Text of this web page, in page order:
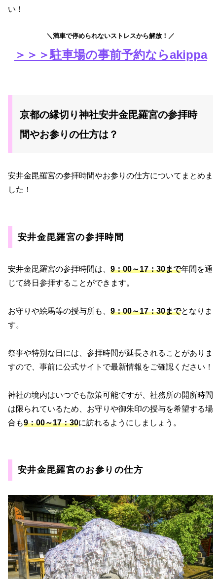
い！
＼満車で停められないストレスから解放！／
＞＞＞駐車場の事前予約ならakippa
京都の縁切り神社安井金毘羅宮の参拝時
間やお参りの仕方は？
安井金毘羅宮の参拝時間やお参りの仕方についてまとめま
した！
安井金毘羅宮の参拝時間
安井金毘羅宮の参拝時間は、 9：00～17：30まで年間を通
じて終日参拝することができます。
お守りや絵馬等の授与所も、 9：00～17：30までとなりま
す。
祭事や特別な日には、参拝時間が延長されることがありま
すので、事前に公式サイトで最新情報をご確認ください！
神社の境内はいつでも散策可能ですが、社務所の開所時間
は限られているため、お守りや御朱印の授与を希望する場
合も9：00～17：30に訪れるようにしましょう。
安井金毘羅宮のお参りの仕方